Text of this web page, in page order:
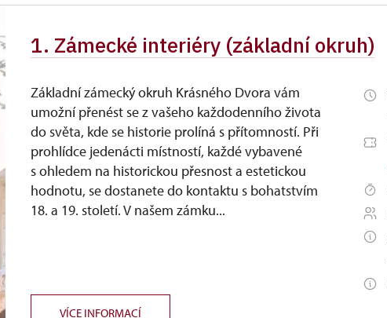
1. Zámecké interiéry (základní okruh)
Základní zámecký okruh Krásného Dvora vám
umožní přenést se z vašeho každodenního života
do světa, kde se historie prolíná s přítomností. Při
prohlídce jedenácti místností, každé vybavené
s ohledem na historickou přesnost a estetickou
hodnotu, se dostanete do kontaktu s bohatstvím
18. a 19. století. V našem zámku...
VÍCE INFORMACÍ